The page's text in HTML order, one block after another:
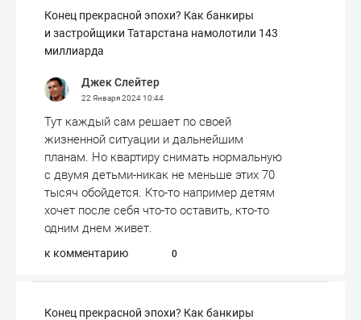
Конец прекрасной эпохи? Как банкиры
и застройщики Татарстана намолотили 143
миллиарда
Джек Слейтер
22 Января 202410:44
Тут каждый сам решает по своей
жизненной ситуации и дальнейшим
планам. Но квартиру снимать нормальную
с двумя детьми-никак не меньше этих 70
тысяч обойдется. Кто-то например детям
хочет после себя что-то оставить, кто-то
одним днем живет.
к комментарию 0
Конец прекрасной эпохи? Как банкиры